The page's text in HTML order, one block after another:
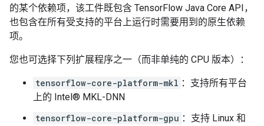
的某个依赖项，该工件既包含 TensorFlow Java Core API，
也包含在所有受支持的平台上运行时需要用到的原生依赖
项。
您也可选择下列扩展程序之一（而非单纯的 CPU 版本）：
tensorflow-core-platform-mkl ：支持所有平台
上的 Intel® MKL-DNN
tensorflow-core-platform-gpu ：支持 Linux 和